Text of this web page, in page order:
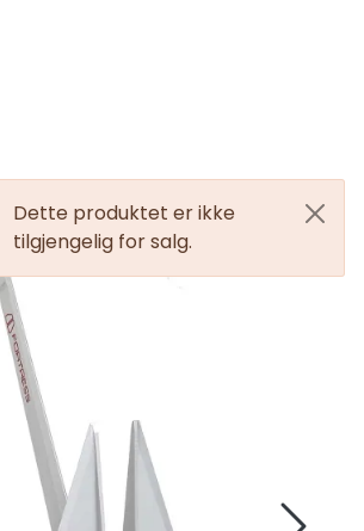
Dette produktet er ikke
tilgjengelig for salg.